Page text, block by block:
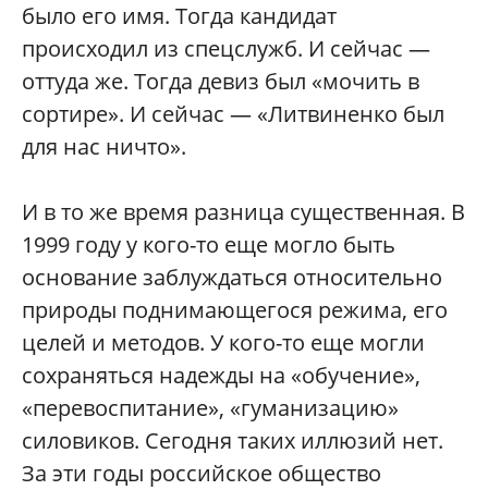
было его имя. Тогда кандидат
происходил из спецслужб. И сейчас —
оттуда же. Тогда девиз был «мочить в
сортире». И сейчас — «Литвиненко был
для нас ничто».
И в то же время разница существенная. В
1999 году у кого-то еще могло быть
основание заблуждаться относительно
природы поднимающегося режима, его
целей и методов. У кого-то еще могли
сохраняться надежды на «обучение»,
«перевоспитание», «гуманизацию»
силовиков. Сегодня таких иллюзий нет.
За эти годы российское общество